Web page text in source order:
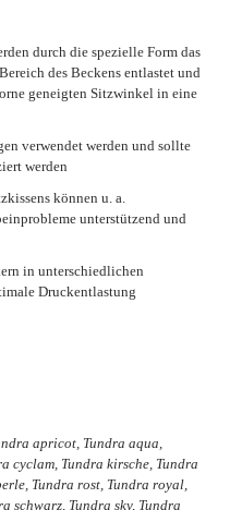
durch die spezielle Form das
des Beckens entlastet und
geneigten Sitzwinkel in eine
verwendet werden und sollte
werden
können u. a.
unterstützend und
in unterschiedlichen
Druckentlastung
apricot, Tundra aqua,
cyclam, Tundra kirsche, Tundra
Tundra rost, Tundra royal,
schwarz, Tundra sky, Tundra